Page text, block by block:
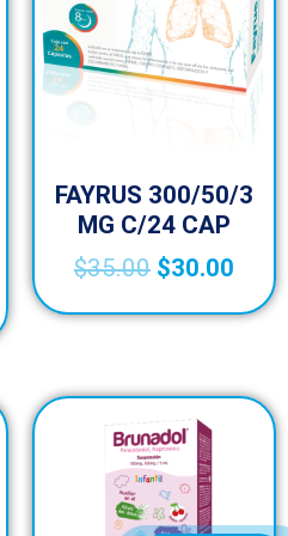
FAYRUS 300/50/3
MG C/24 CAP
$35.00 $30.00